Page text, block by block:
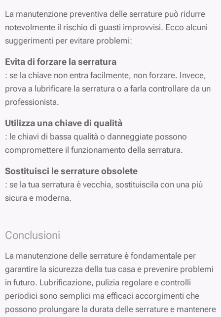
La manutenzione preventiva delle serrature può ridurre
notevolmente il rischio di guasti improvvisi. Ecco alcuni
suggerimenti per evitare problemi:
Evita di forzare la serratura
: se la chiave non entra facilmente, non forzare. Invece,
prova a lubrificare la serratura o a farla controllare da un
professionista.
Utilizza una chiave di qualità
: le chiavi di bassa qualità o danneggiate possono
compromettere il funzionamento della serratura.
Sostituisci le serrature obsolete
: se la tua serratura è vecchia, sostituiscila con una più
sicura e moderna.
Conclusioni
La manutenzione delle serrature è fondamentale per
garantire la sicurezza della tua casa e prevenire problemi
in futuro. Lubrificazione, pulizia regolare e controlli
periodici sono semplici ma efficaci accorgimenti che
possono prolungare la durata delle serrature e mantenere